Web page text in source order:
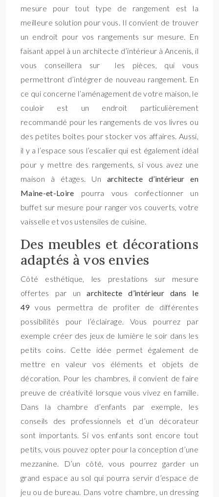
mesure pour tout type de rangement est la
meilleure solution pour vous. Il convient de trouver
un endroit pour vos rangements sur mesure. En
faisant appel à un architecte d’intérieur à Ancenis, il
vous conseillera sur les pièces, qui vous
permettront d’intégrer de nouveau rangement. En
ce qui concerne l’aménagement de votre maison, le
couloir est un endroit particulièrement
recommandé pour les rangements de vos livres ou
des petites boîtes pour stocker vos affaires. Aussi,
il y a l’espace sous l’escalier qui est également idéal
pour y mettre des rangements, si vous avez une
maison à étages. Un architecte d’intérieur en
Maine-et-Loire pourra vous confectionner un
buffet sur mesure pour ranger vos couverts, votre
vaisselle et vos ustensiles de cuisine.
Des meubles et décorations
adaptés à vos envies
Côté esthétique, les prestations sur mesure
offertes par unarchitecte d’intérieur dans le
49vous permettra de profiter de différentes
possibilités pour l’éclairage. Vous pourrez par
exemple créer des jeux de lumière le soir dans les
petits coins. Cette idée permet également de
mettre en valeur vos éléments et objets de
décoration. Pour les chambres, il convient de faire
preuve de créativité lorsque vous vivez en famille.
Dans la chambre d’enfants par exemple, les
conseils des professionnels et d’un décorateur
sont importants. Si vos enfants sont encore tout
petits, vous pouvez opter pour la conception d’une
mezzanine. D’un côté, vous pourrez garder un
grand espace au sol qui pourra servir d’espace de
jeu ou de bureau. Dans votre chambre, un dressing